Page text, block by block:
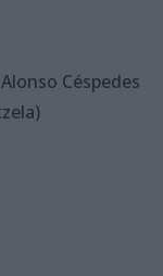
Céspedes